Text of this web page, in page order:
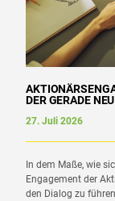
DER GERADE
27. Juli 2026
In dem Maße, wie
Engagement der
den Dialog zu